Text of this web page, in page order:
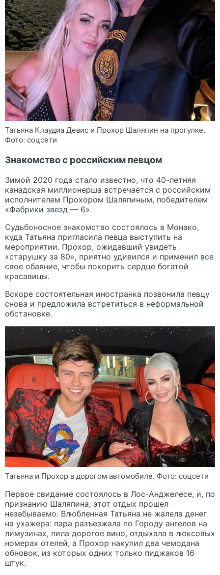
Татьяна Клаудиа Девис и Прохор Шаляпин на прогулке.
Фото: соцсети
Знакомство с российским певцом
Зимой 2020 года стало известно, что 40-летняя
канадская миллионерша встречается с российским
исполнителем Прохором Шаляпиным, победителем
«Фабрики звезд — 6».
Судьбоносное знакомство состоялось в Монако,
куда Татьяна пригласила певца выступить на
мероприятии. Прохор, ожидавший увидеть
«старушку за 80», приятно удивился и применил все
свое обаяние, чтобы покорить сердце богатой
красавицы.
Вскоре состоятельная иностранка позвонила певцу
снова и предложила встретиться в неформальной
обстановке.
Татьяна и Прохор в дорогом автомобиле. Фото: соцсети
Первое свидание состоялось в Лос-Анджелесе, и, по
признанию Шаляпина, этот отдых прошел
незабываемо. Влюбленная Татьяна не жалела денег
на ухажера: пара разъезжала по Городу ангелов на
лимузинах, пила дорогое вино, отдыхала в люксовых
номерах отелей, а Прохор накупил два чемодана
обновок, из которых одних только пиджаков 16
штук.